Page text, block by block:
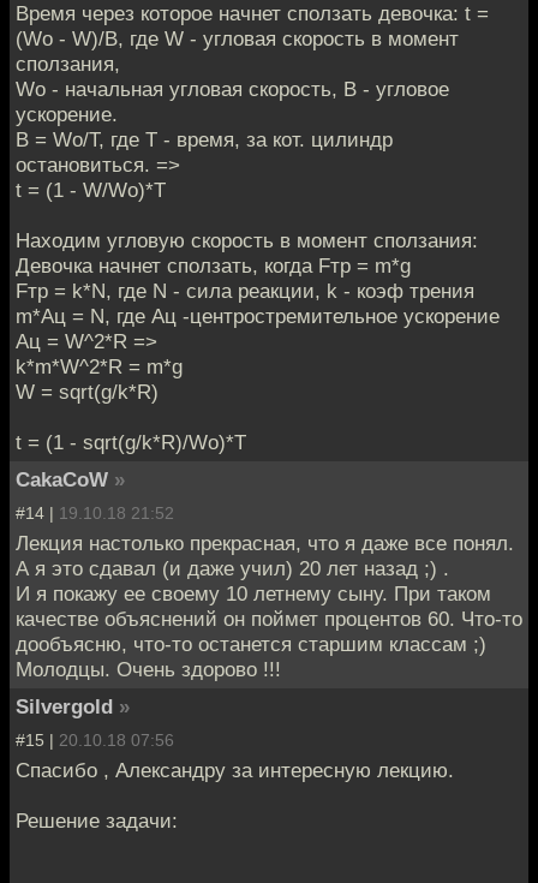
Время через которое начнет сползать девочка: t =
(Wo - W)/B, где W - угловая скорость в момент
сползания,
Wo - начальная угловая скорость, B - угловое
ускорение.
B = Wo/T, где T - время, за кот. цилиндр
остановиться. =>
t = (1 - W/Wo)*T
Находим угловую скорость в момент сползания:
Девочка начнет сползать, когда Fтр = m*g
Fтр = k*N, где N - сила реакции, k - коэф трения
m*Aц = N, где Ац -центростремительное ускорение
Ац = W^2*R =>
k*m*W^2*R = m*g
W = sqrt(g/k*R)
t = (1 - sqrt(g/k*R)/Wo)*T
CakaCoW »
#14 | 19.10.18 21:52
Лекция настолько прекрасная, что я даже все понял.
А я это сдавал (и даже учил) 20 лет назад ;) .
И я покажу ее своему 10 летнему сыну. При таком
качестве объяснений он поймет процентов 60. Что-то
дообъясню, что-то останется старшим классам ;)
Молодцы. Очень здорово !!!
Silvergold »
#15 | 20.10.18 07:56
Спасибо , Александру за интересную лекцию.
Решение задачи: